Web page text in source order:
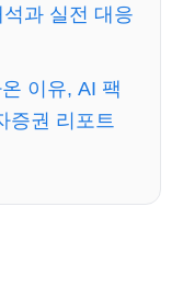
과 실전 대응
이유, AI 팩
증권 리포트